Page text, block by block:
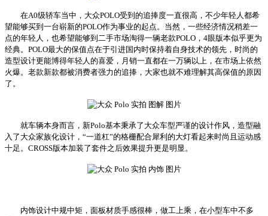
在A0级轿车当中，大众POLO受到的追捧度一直很高，不少年轻人都希
望能够买到一台崭新的POLO作为事业的起点。当然，一些经济情况稍差一
点的年轻人，也希望能够到二手市场淘得一辆老款POLO，4眼版本似乎更为
经典。POLO最大的保值点在于引进国内时保持着自身技术的领先，时尚的
造型设计更能博得年轻人的喜爱，月销一直都在一万辆以上，在市场上依然
火爆。老款新款都被消费者强力的追捧，大家也就不难理解其高保值的原因
了。
就车辆本身而言，新Polo基本秉承了大众车型严谨的设计作风，造型融
入了大众家族化设计，“一道杠”的格栅配合犀利的大灯看起来时尚且运动感
十足。CROSS版本加装了套件之后效果提升更是明显。
内饰设计中规中矩，面板材质手感很棒，做工上乘，在小型车中不多